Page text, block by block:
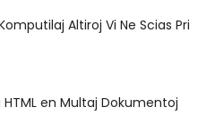
Altiroj Vi Ne Scias Pri
HTML en Multaj Dokumentoj